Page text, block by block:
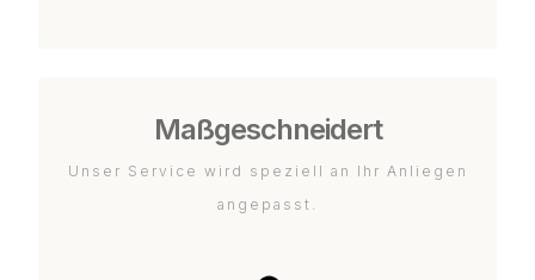
Maßgeschneidert
Unser Service wird speziell an Ihr Anliegen
angepasst.